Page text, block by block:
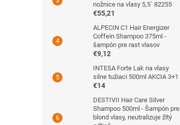
nožnice na vlasy 5,5´ 82255
€55,21
ALPECIN C1 Hair Energizer
Coffein Shampoo 375ml -
šampón pre rast vlasov
€9,12
INTESA Forte Lak na vlasy
silne tužiaci 500ml AKCIA 3+1
€14
DESTIVII Hair Care Silver
Shampoo 500ml - Šampón pre
blond vlasy, neutralizuje žltý